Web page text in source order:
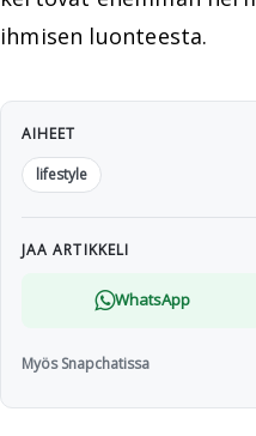
ihmisen luonteesta.
AIHEET
lifestyle
JAA ARTIKKELI
WhatsApp
Myös Snapchatissa